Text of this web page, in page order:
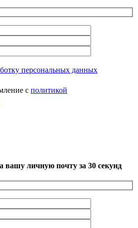
персональных данных
с политикой
вашу личную почту за 30 секунд